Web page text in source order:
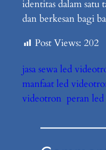
identitas dalam satu
dan berkesan bagi
Post Views: 202
jasa sewa led
manfaat led
videotron peran